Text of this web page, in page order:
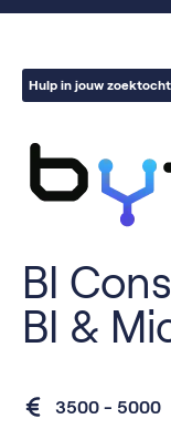
Hulp in jouw
BI
BI &
3500 - 5000